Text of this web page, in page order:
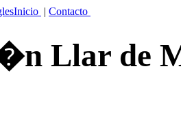
Inicio | Contacto
Llar de